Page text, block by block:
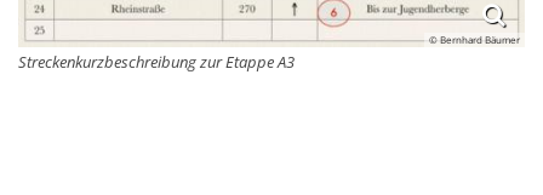
© Bernhard Bäumer
Streckenkurzbeschreibung zur Etappe A3